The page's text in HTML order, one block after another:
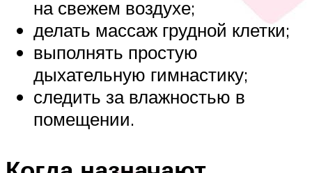
на свежем воздухе;
делать массаж грудной клетки;
выполнять простую
дыхательную гимнастику;
следить за влажностью в
помещении.